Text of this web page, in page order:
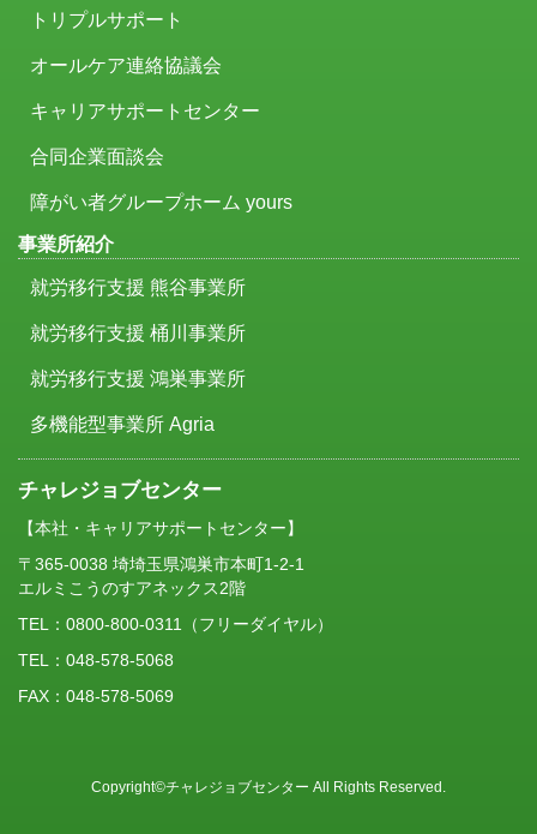
トリプルサポート
オールケア連絡協議会
キャリアサポートセンター
合同企業面談会
障がい者グループホーム yours
事業所紹介
就労移行支援 熊谷事業所
就労移行支援 桶川事業所
就労移行支援 鴻巣事業所
多機能型事業所 Agria
チャレジョブセンター
【本社・キャリアサポートセンター】
〒365-0038 埼埼玉県鴻巣市本町1-2-1
エルミこうのすアネックス2階
TEL： 0800-800-0311 （フリーダイヤル）
TEL：048-578-5068
FAX：048-578-5069
Copyright©チャレジョブセンター All Rights Reserved.